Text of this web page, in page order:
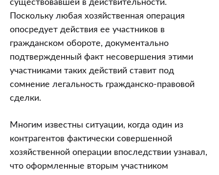
существовавшей в действительности.
Поскольку любая хозяйственная операция
опосредует действия ее участников в
гражданском обороте, документально
подтвержденный факт несовершения этими
участниками таких действий ставит под
сомнение легальность гражданско-правовой
сделки.
Многим известны ситуации, когда один из
контрагентов фактически совершенной
хозяйственной операции впоследствии узнавал,
что оформленные вторым участником